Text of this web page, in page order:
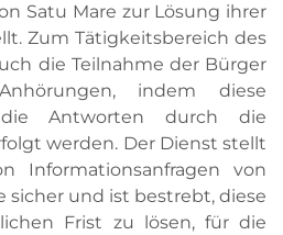
Satu Mare zur Lösung ihrer
Zum Tätigkeitsbereich des
die Teilnahme der Bürger
indem diese
Antworten durch die
werden. Der Dienst stellt
Informationsanfragen von
sicher und ist bestrebt, diese
Frist zu lösen, für die